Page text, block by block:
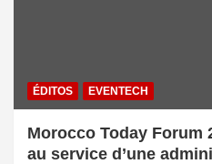
ÉDITOS EVENTECH
Morocco Today Forum
au service d’une